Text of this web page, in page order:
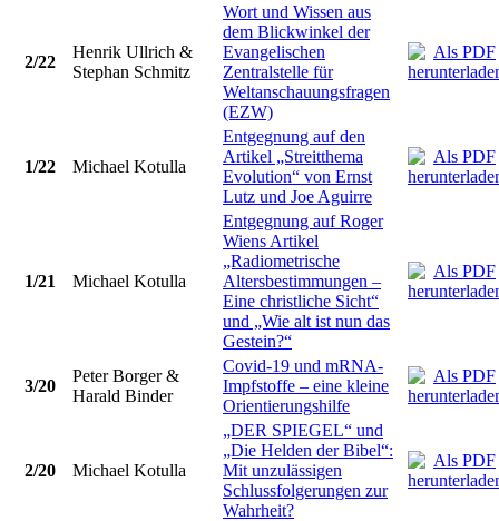
2/22
Henrik Ullrich &
Stephan Schmitz
Wort und Wissen aus
dem Blickwinkel der
Evangelischen
Zentralstelle für
Weltanschauungsfragen
(EZW)
1/22 Michael Kotulla
Entgegnung auf den
Artikel „Streitthema
Evolution“ von Ernst
Lutz und Joe Aguirre
1/21 Michael Kotulla
Entgegnung auf Roger
Wiens Artikel
„Radiometrische
Altersbestimmungen –
Eine christliche Sicht“
und „Wie alt ist nun das
Gestein?“
3/20
Peter Borger &
Harald Binder
Covid-19 und mRNA-
Impfstoffe – eine kleine
Orientierungshilfe
2/20 Michael Kotulla
„DER SPIEGEL“ und
„Die Helden der Bibel“:
Mit unzulässigen
Schlussfolgerungen zur
Wahrheit?